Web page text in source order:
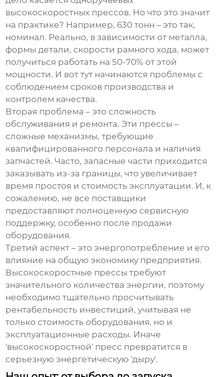
высокоскоростных прессов. Но что это значит
на практике? Например, 630 тонн – это так,
номинал. Реально, в зависимости от металла,
формы детали, скорости рамного хода, может
получиться работать на 50-70% от этой
мощности. И вот тут начинаются проблемы с
соблюдением сроков производства и
контролем качества.
Вторая проблема – это сложность
обслуживания и ремонта. Эти прессы –
сложные механизмы, требующие
квалифицированного персонала и наличия
запчастей. Часто, запасные части приходится
заказывать из-за границы, что увеличивает
время простоя и стоимость эксплуатации. И, к
сожалению, не все поставщики
предоставляют полноценную сервисную
поддержку, особенно после продажи
оборудования.
Третий аспект – это энергопотребление и его
влияние на общую экономику предприятия.
Высокоскоростные прессы требуют
значительного количества энергии, поэтому
необходимо тщательно просчитывать
рентабельность инвестиций, учитывая не
только стоимость оборудования, но и
эксплуатационные расходы. Иначе
'высокоскоростной' пресс превратится в
серьезную энергетическую 'дыру'.